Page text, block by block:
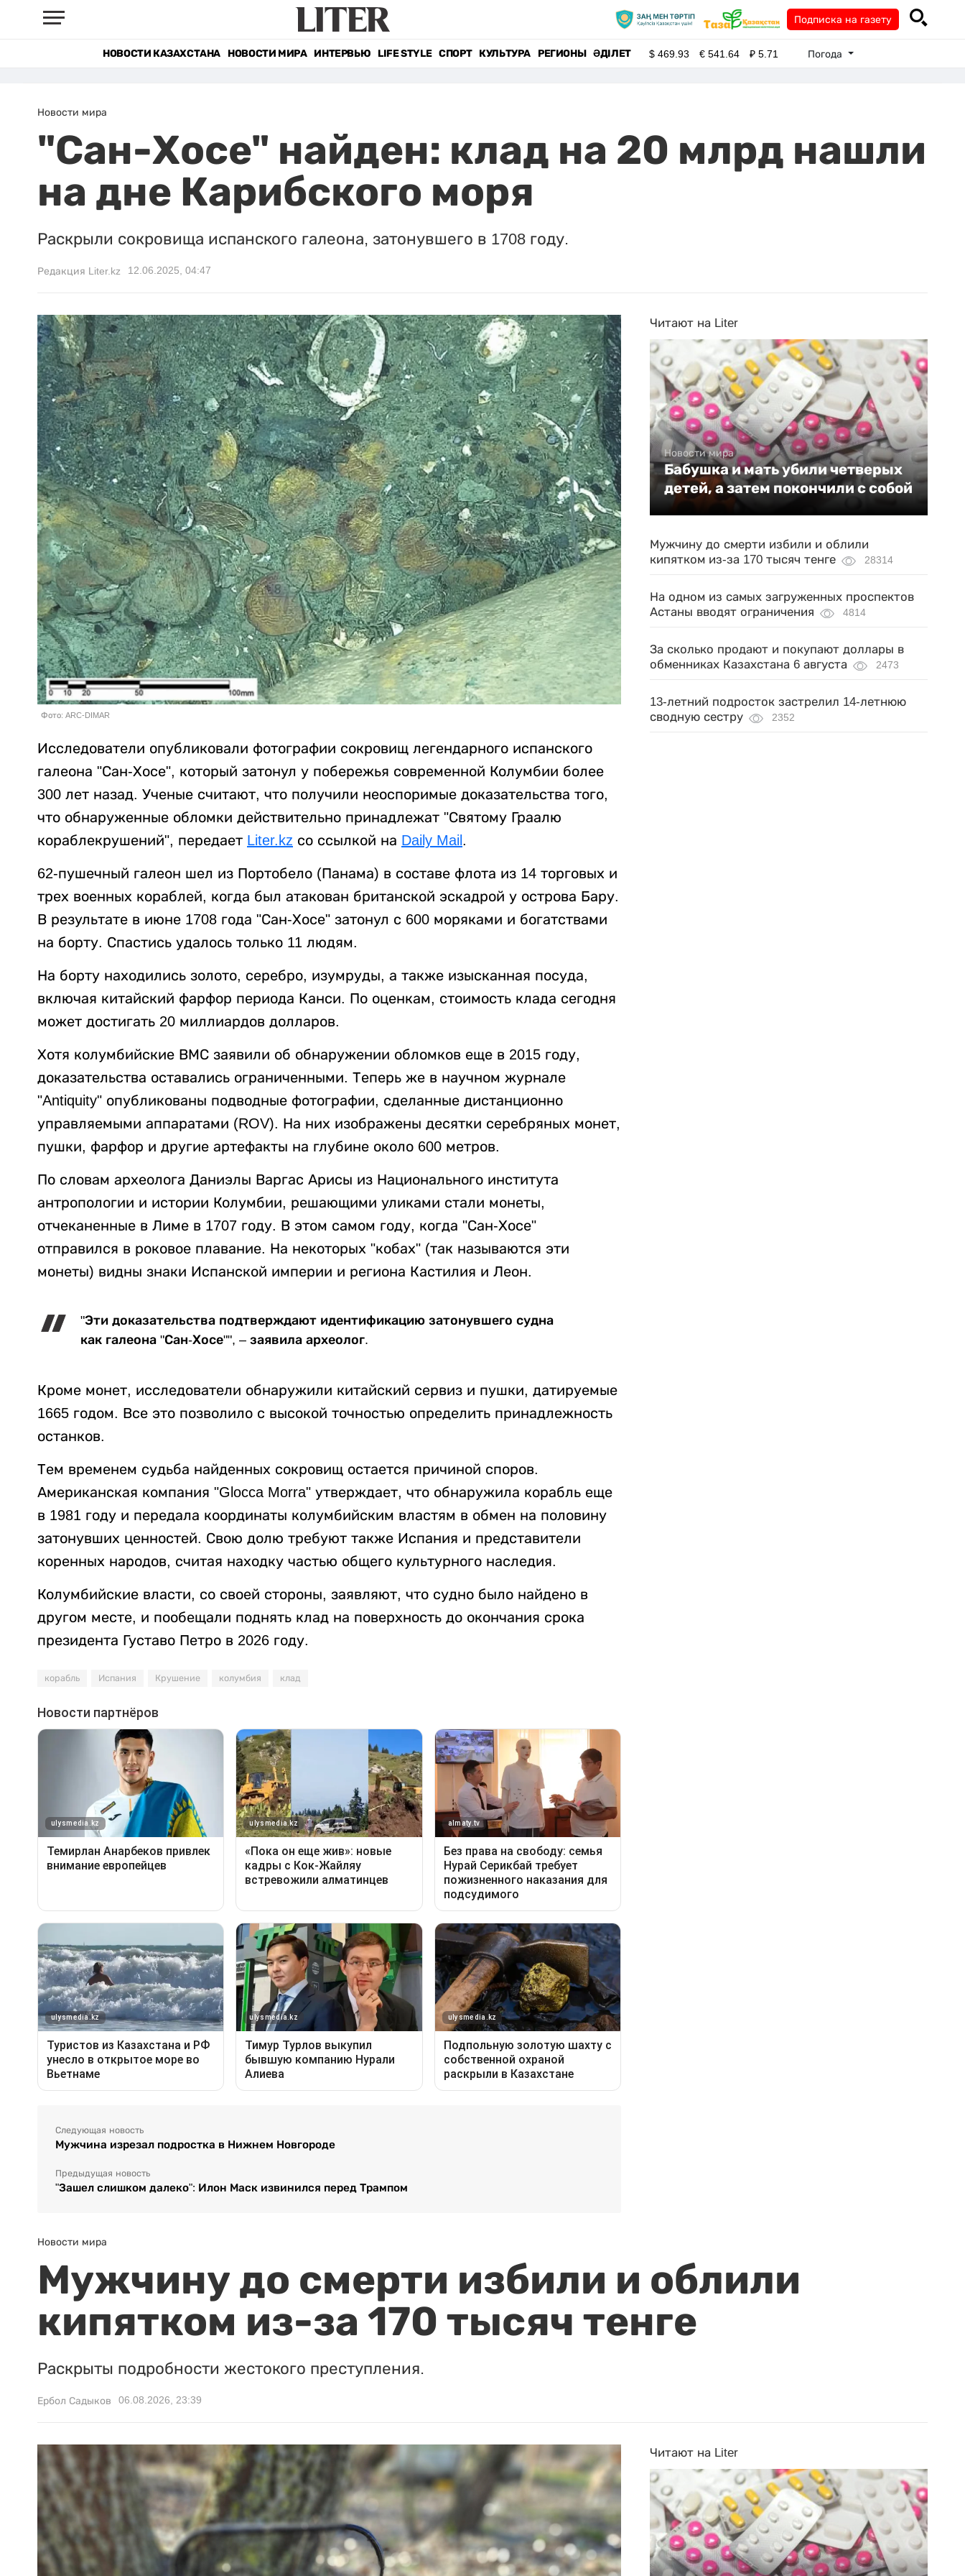
Подписка на газету
НОВОСТИ КАЗАХСТАНА НОВОСТИ МИРА ИНТЕРВЬЮ LIFE STYLE СПОРТ КУЛЬТУРА РЕГИОНЫ ӘДІЛЕТ $469.93 €541.64 ₽5.71 Погода
Новости мира
"Сан-Хосе" найден: клад на 20 млрд нашли
на дне Карибского моря
Раскрыли сокровища испанского галеона, затонувшего в 1708 году.
Редакция Liter.kz 12.06.2025, 04:47
Фото: ARC-DIMAR
Исследователи опубликовали фотографии сокровищ легендарного испанского
галеона "Сан-Хосе", который затонул у побережья современной Колумбии более
300 лет назад. Ученые считают, что получили неоспоримые доказательства того,
что обнаруженные обломки действительно принадлежат "Святому Граалю
кораблекрушений", передает Liter.kz со ссылкой на Daily Mail.
62-пушечный галеон шел из Портобело (Панама) в составе флота из 14 торговых и
трех военных кораблей, когда был атакован британской эскадрой у острова Бару.
В результате в июне 1708 года "Сан-Хосе" затонул с 600 моряками и богатствами
на борту. Спастись удалось только 11 людям.
На борту находились золото, серебро, изумруды, а также изысканная посуда,
включая китайский фарфор периода Канси. По оценкам, стоимость клада сегодня
может достигать 20 миллиардов долларов.
Хотя колумбийские ВМС заявили об обнаружении обломков еще в 2015 году,
доказательства оставались ограниченными. Теперь же в научном журнале
"Antiquity" опубликованы подводные фотографии, сделанные дистанционно
управляемыми аппаратами (ROV). На них изображены десятки серебряных монет,
пушки, фарфор и другие артефакты на глубине около 600 метров.
По словам археолога Даниэлы Варгас Арисы из Национального института
антропологии и истории Колумбии, решающими уликами стали монеты,
отчеканенные в Лиме в 1707 году. В этом самом году, когда "Сан-Хосе"
отправился в роковое плавание. На некоторых "кобах" (так называются эти
монеты) видны знаки Испанской империи и региона Кастилия и Леон.
"Эти доказательства подтверждают идентификацию затонувшего судна
как галеона "Сан-Хосе"", – заявила археолог.
Кроме монет, исследователи обнаружили китайский сервиз и пушки, датируемые
1665 годом. Все это позволило с высокой точностью определить принадлежность
останков.
Тем временем судьба найденных сокровищ остается причиной споров.
Американская компания "Glocca Morra" утверждает, что обнаружила корабль еще
в 1981 году и передала координаты колумбийским властям в обмен на половину
затонувших ценностей. Свою долю требуют также Испания и представители
коренных народов, считая находку частью общего культурного наследия.
Колумбийские власти, со своей стороны, заявляют, что судно было найдено в
другом месте, и пообещали поднять клад на поверхность до окончания срока
президента Густаво Петро в 2026 году.
корабль Испания Крушение колумбия клад
Следующая новость
Мужчина изрезал подростка в Нижнем Новгороде
Предыдущая новость
"Зашел слишком далеко": Илон Маск извинился перед Трампом
Читают на Liter
Новости мира
Бабушка и мать убили четверых
детей, а затем покончили с собой
Мужчину до смерти избили и облили
кипятком из-за 170 тысяч тенге
28314
На одном из самых загруженных проспектов
Астаны вводят ограничения
4814
За сколько продают и покупают доллары в
обменниках Казахстана 6 августа
2473
13-летний подросток застрелил 14-летнюю
сводную сестру
2352
Новости мира
Мужчину до смерти избили и облили
кипятком из-за 170 тысяч тенге
Раскрыты подробности жестокого преступления.
Ербол Садыков 06.08.2026, 23:39
Читают на Liter